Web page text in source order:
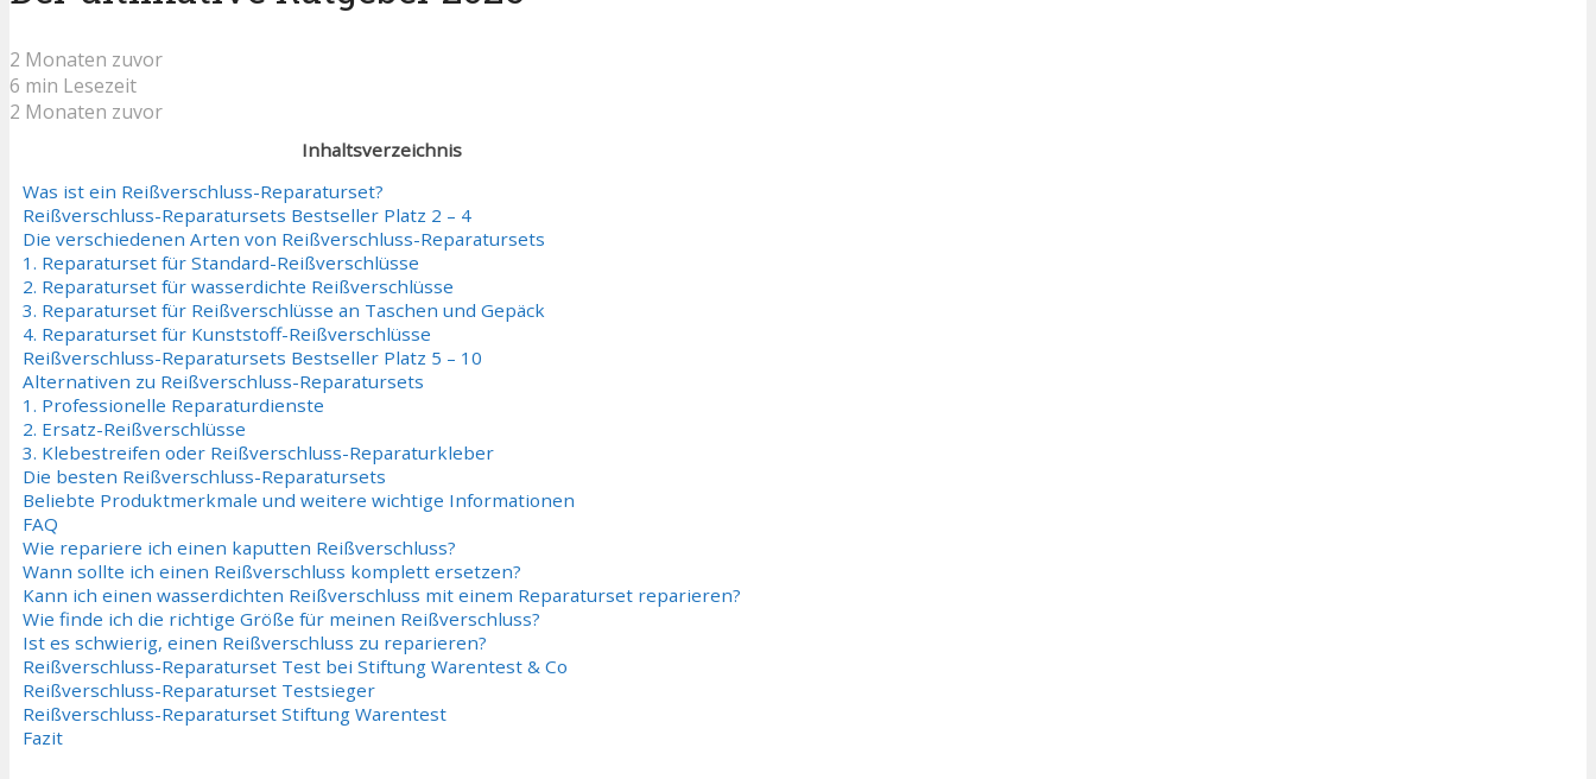
2 Monaten zuvor
6 min Lesezeit
2 Monaten zuvor
Inhaltsverzeichnis
Was ist ein Reißverschluss-Reparaturset?
Reißverschluss-Reparatursets Bestseller Platz 2 – 4
Die verschiedenen Arten von Reißverschluss-Reparatursets
1. Reparaturset für Standard-Reißverschlüsse
2. Reparaturset für wasserdichte Reißverschlüsse
3. Reparaturset für Reißverschlüsse an Taschen und Gepäck
4. Reparaturset für Kunststoff-Reißverschlüsse
Reißverschluss-Reparatursets Bestseller Platz 5 – 10
Alternativen zu Reißverschluss-Reparatursets
1. Professionelle Reparaturdienste
2. Ersatz-Reißverschlüsse
3. Klebestreifen oder Reißverschluss-Reparaturkleber
Die besten Reißverschluss-Reparatursets
Beliebte Produktmerkmale und weitere wichtige Informationen
FAQ
Wie repariere ich einen kaputten Reißverschluss?
Wann sollte ich einen Reißverschluss komplett ersetzen?
Kann ich einen wasserdichten Reißverschluss mit einem Reparaturset reparieren?
Wie finde ich die richtige Größe für meinen Reißverschluss?
Ist es schwierig, einen Reißverschluss zu reparieren?
Reißverschluss-Reparaturset Test bei Stiftung Warentest & Co
Reißverschluss-Reparaturset Testsieger
Reißverschluss-Reparaturset Stiftung Warentest
Fazit